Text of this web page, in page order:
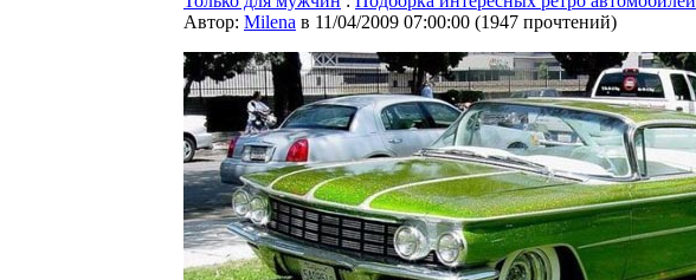
Автор: Milena в 11/04/2009 07:00:00 (1947 прочтений)